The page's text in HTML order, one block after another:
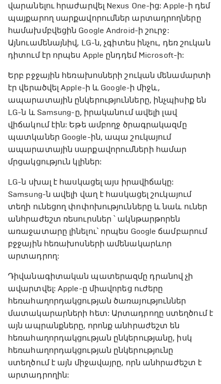
վարանելու հրաժարվել Nexus One-ից: Apple-ի դեմ
պայքարող սարքավորումներ արտադրողները
համախմբվեցին Google Android-ի շուրջ:
Այնուամենայնիվ, LG-ն, չգիտես ինչու, դեռ շուկան
դիտում էր որպես Apple ընդդեմ Microsoft-ի:
Երբ բջջային հեռախոսների շուկան մենամարտի
էր վերածվել Apple-ի և Google-ի միջև,
ապարատային ընկերությունները, ինչպիսիք են
LG-ն և Samsung-ը, իրականում ավելի լավ
վիճակում էին: Եթե ​​ամբողջ ծրագրակազմը
պատկաներ Google-ին, ապա շուկայում
ապարատային սարքավորումների համար
մրցակցություն կլիներ:
LG-ն սխալ է հասկացել այս իրավիճակը:
Samsung-ն ավելի վաղ է հասկացել շուկայում
տեղի ունեցող փոփոխությունները և նաև ուներ
անհրաժեշտ ռեսուրսներ ՝ ակնթարթորեն
առաջատարը լինելու՝ որպես Google ճամբարում
բջջային հեռախոսների ամենակարևոր
արտադրող:
Դիվանագիտական ​​պատերազմը դրանով չի
ավարտվել: Apple-ը միավորեց ուժերը
հեռահաղորդակցության ծառայություններ
մատակարարների հետ: Արտադրողը ստեղծում է
այն ապրանքները, որոնք անհրաժեշտ են
հեռահաղորդակցության ընկերությանը, իսկ
հեռահաղորդակցության ընկերությունը
ստեղծում է այն միջավայրը, որն անհրաժեշտ է
արտադրողին: